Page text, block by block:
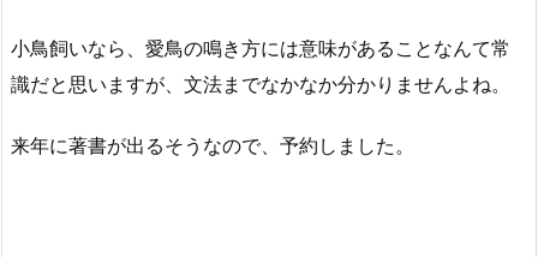
小鳥飼いなら、愛鳥の鳴き方には意味があることなんて常
識だと思いますが、文法までなかなか分かりませんよね。
来年に著書が出るそうなので、予約しました。